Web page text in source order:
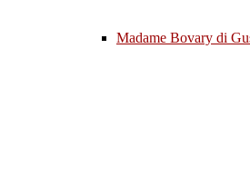
Madame Bovary di